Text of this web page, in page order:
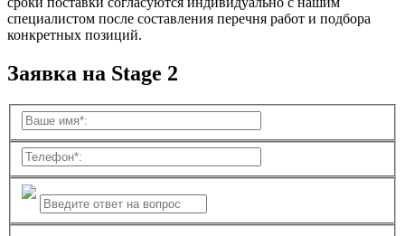
специалистом после составления перечня работ и подбора
конкретных позиций.
Заявка на Stage 2